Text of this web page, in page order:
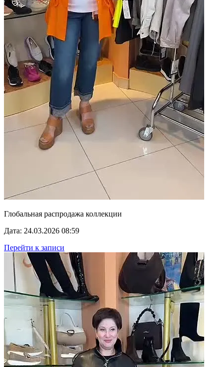
Глобальная распродажа коллекции
Дата: 24.03.2026 08:59
Перейти к записи